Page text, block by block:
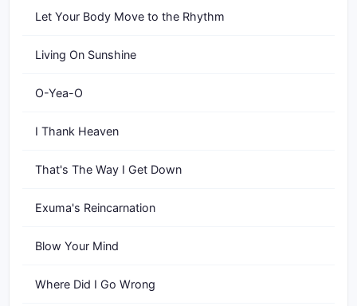
Let Your Body Move to the Rhythm
Living On Sunshine
O-Yea-O
I Thank Heaven
That's The Way I Get Down
Exuma's Reincarnation
Blow Your Mind
Where Did I Go Wrong